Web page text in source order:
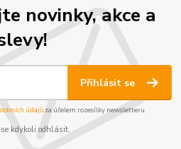
novinky, akce a
Přihlásit se
údajůza účelem rozesílky newsletteru.
se kdykoli odhlásit.